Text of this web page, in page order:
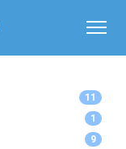
11
1
9